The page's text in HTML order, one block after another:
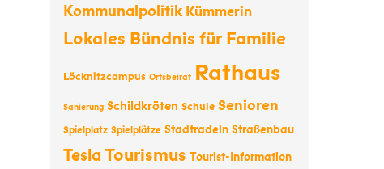
Kommunalpolitik Kümmerin
Lokales Bündnis für Familie
Löcknitzcampus Ortsbeirat Rathaus
Sanierung Schildkröten Schule Senioren
Spielplatz Spielplätze Stadtradeln Straßenbau
TeslaTourismus Tourist-Information